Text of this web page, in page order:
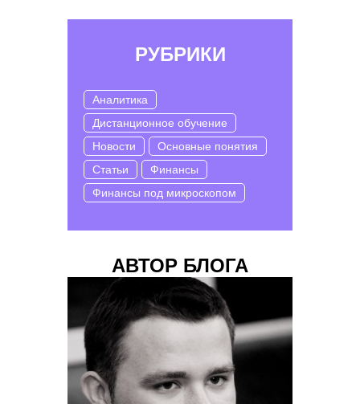
РУБРИКИ
Аналитика
Дистанционное обучение
Новости
Основные понятия
Статьи
Финансы
Финансы под микроскопом
АВТОР БЛОГА